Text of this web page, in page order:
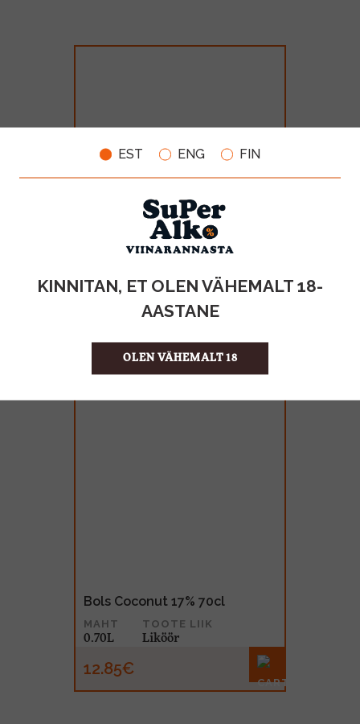
EST ENG FIN
KINNITAN, ET OLEN VÄHEMALT 18-
AASTANE
OLEN VÄHEMALT 18
Bols Cacao White 24% 70cl
MAHT
0.70L
TOOTE LIIK
Liköör
Bols Coconut 17% 70cl
MAHT
0.70L
TOOTE LIIK
Liköör
12.85€